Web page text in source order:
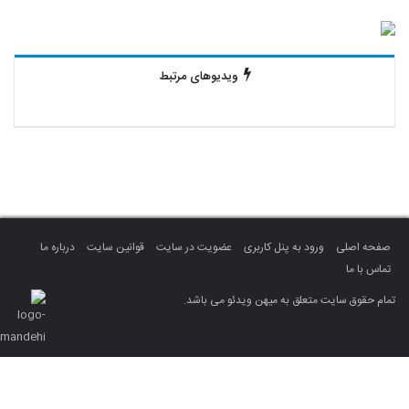
ویدیوهای مرتبط
صفحه اصلی ورود به پنل کاربری عضویت در سایت قوانین سایت
درباره ما
تماس با ما
تمام حقوق سایت متعلق به میهن ویدئو می باشد.